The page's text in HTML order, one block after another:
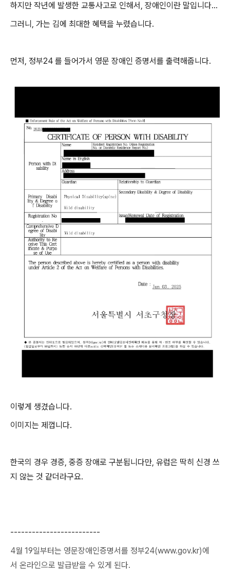
하지만 작년에 발생한 교통사고로 인해서, 장애인이란 말입니다...
그러니, 가는 김에 최대한 혜택을 누렸습니다.
먼저, 정부24 를 들어가서 영문 장애인 증명서를 출력해줍니다.
이렇게 생겼습니다.
이미지는 제껍니다.
한국의 경우 경증, 중증 장애로 구분됩니다만, 유럽은 딱히 신경 쓰
지 않는 것 같더라구요.
-------------------------
4월 19일부터는 영문장애인증명서를 정부24(www.gov.kr)에
서 온라인으로 발급받을 수 있게 된다.